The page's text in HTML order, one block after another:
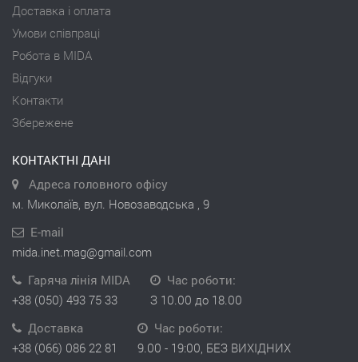
Доставка і оплата
Умови співпраці
Робота в MIDA
Відгуки
Контакти
Збережене
КОНТАКТНІ ДАНІ
Адреса головного офісу
м. Миколаїв, вул. Новозаводська , 9
E-mail
mida.inet.mag@gmail.com
Гаряча лінія MIDA
+38 (050) 493 75 33
Час роботи:
З 10.00 до 18.00
Доставка
+38 (066) 086 22 81
Час роботи:
9.00 - 19:00, БЕЗ ВИХІДНИХ